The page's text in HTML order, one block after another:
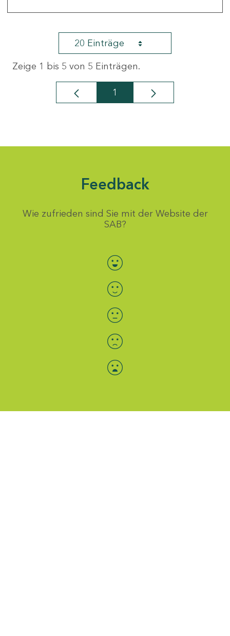
20 Einträge
Zeige 1 bis 5 von 5 Einträgen.
Seite
1
Feedback
Wie zufrieden sind Sie mit der Website der
SAB?
Bewertung auswählen